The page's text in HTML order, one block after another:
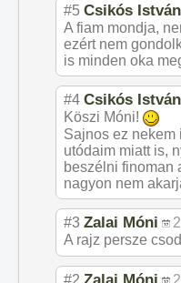
#5 Csikós István
A fiam mondja,
ezért nem
is minden oka
#4 Csikós István
Köszi Móni!
Sajnos ez nekem
utódaim miatt is,
beszélni finoman
nagyon nem
#3 Zalai Móni
A rajz persze
#2 Zalai Móni